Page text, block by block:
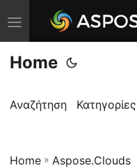
Ε
ν
α
λ
ή
Home
Αναζήτηση Κατηγορίες
Home » Aspose.Clouds